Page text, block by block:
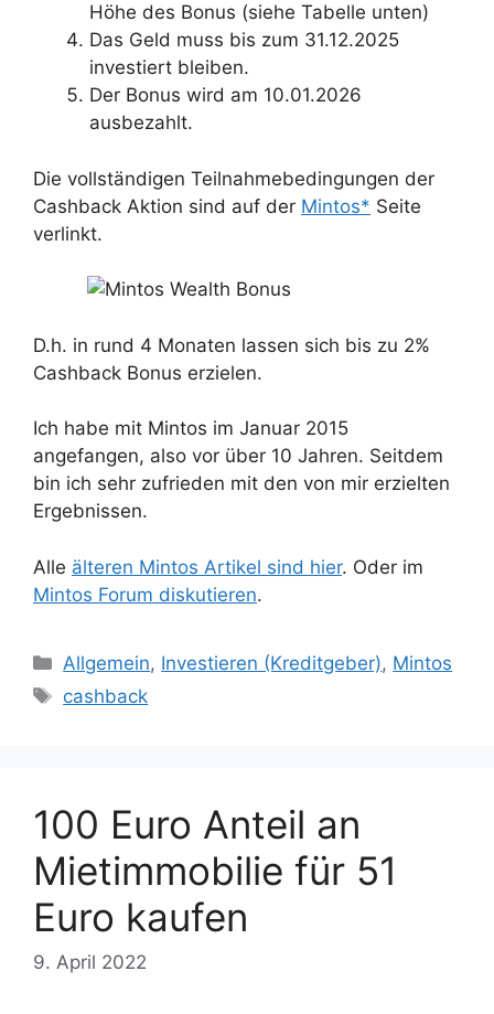
Höhe des Bonus (siehe Tabelle unten)
Das Geld muss bis zum 31.12.2025
investiert bleiben.
Der Bonus wird am 10.01.2026
ausbezahlt.
Die vollständigen Teilnahmebedingungen der
Cashback Aktion sind auf der Mintos* Seite
verlinkt.
D.h. in rund 4 Monaten lassen sich bis zu 2%
Cashback Bonus erzielen.
Ich habe mit Mintos im Januar 2015
angefangen, also vor über 10 Jahren. Seitdem
bin ich sehr zufrieden mit den von mir erzielten
Ergebnissen.
Alle älteren Mintos Artikel sind hier. Oder im
Mintos Forum diskutieren.
Kategorien
Allgemein, Investieren (Kreditgeber), Mintos
Schlagwörter
cashback
100 Euro Anteil an
Mietimmobilie für 51
Euro kaufen
9. April 2022